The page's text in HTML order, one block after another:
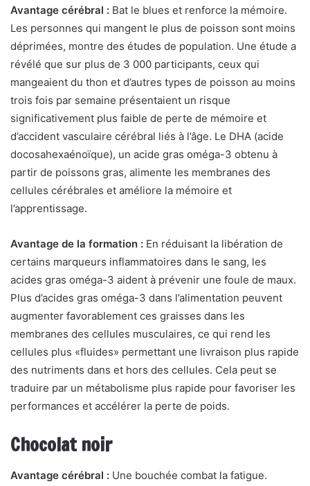
Avantage cérébral : Bat le blues et renforce la mémoire.
Les personnes qui mangent le plus de poisson sont moins
déprimées, montre des études de population. Une étude a
révélé que sur plus de 3 000 participants, ceux qui
mangeaient du thon et d’autres types de poisson au moins
trois fois par semaine présentaient un risque
significativement plus faible de perte de mémoire et
d’accident vasculaire cérébral liés à l’âge. Le DHA (acide
docosahexaénoïque), un acide gras oméga-3 obtenu à
partir de poissons gras, alimente les membranes des
cellules cérébrales et améliore la mémoire et
l’apprentissage.
Avantage de la formation : En réduisant la libération de
certains marqueurs inflammatoires dans le sang, les
acides gras oméga-3 aident à prévenir une foule de maux.
Plus d’acides gras oméga-3 dans l’alimentation peuvent
augmenter favorablement ces graisses dans les
membranes des cellules musculaires, ce qui rend les
cellules plus «fluides» permettant une livraison plus rapide
des nutriments dans et hors des cellules. Cela peut se
traduire par un métabolisme plus rapide pour favoriser les
performances et accélérer la perte de poids.
Chocolat noir
Avantage cérébral : Une bouchée combat la fatigue.